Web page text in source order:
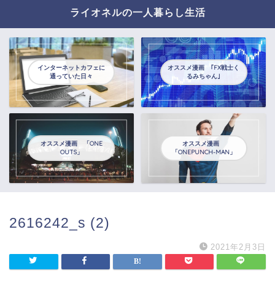
ライオネルの一人暮らし生活
インターネットカフェに
通っていた日々
オススメ漫画 ｢FX戦士く
るみちゃん｣
オススメ漫画 「ONE
OUTS」
オススメ漫画
「ONEPUNCH-MAN」
2616242_s (2)
2021年2月3日